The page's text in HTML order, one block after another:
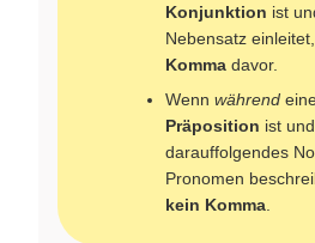
Konjunktion ist
Nebensatz
Komma davor.
Wenn während
Präposition ist
darauffolgendes
Pronomen
kein Komma